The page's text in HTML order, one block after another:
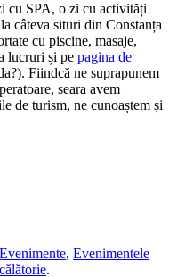
cu SPA, o zi cu activități
câteva situri din Constanța
cu piscine, masaje,
lucruri și pe pagina de
Fiindcă ne suprapunem
seara avem
de turism, ne cunoaștem și
Evenimente, Evenimentele
.